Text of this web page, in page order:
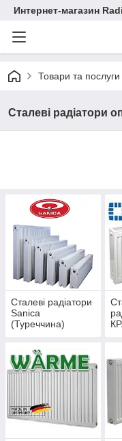
Интернет-магазин
Товари та послуги
Сталеві радіатори
Сталеві радіатори
Sanica
(Туреччина)